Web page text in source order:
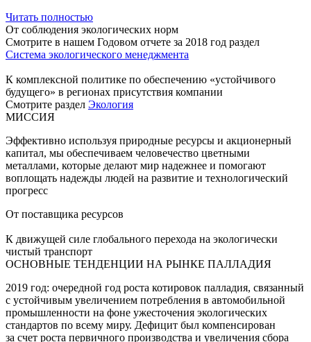
Читать полностью
От соблюдения экологических норм
Смотрите в нашем Годовом отчете за 2018 год раздел
Система экологического менеджмента
К комплексной политике по обеспечению «устойчивого
будущего» в регионах присутствия компании
Смотрите раздел Экология
МИССИЯ
Эффективно используя природные ресурсы и акционерный
капитал, мы обеспечиваем человечество цветными
металлами, которые делают мир надежнее и помогают
воплощать надежды людей на развитие и технологический
прогресс
От поставщика ресурсов
К движущей силе глобального перехода на экологически
чистый транспорт
ОСНОВНЫЕ ТЕНДЕНЦИИ НА РЫНКЕ ПАЛЛАДИЯ
2019 год: очередной год роста котировок палладия, связанный
с устойчивым увеличением потребления в автомобильной
промышленности на фоне ужесточения экологических
стандартов по всему миру. Дефицит был компенсирован
за счет роста первичного производства и увеличения сбора